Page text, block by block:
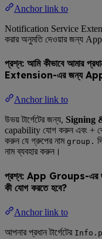
Anchor link to
Notification Service
করার অনুমতি দেওয়ার জন্য
প্রশ্ন: আমি কীভাবে আমার
Extension-এর জন্য
Anchor link to
উভয় টার্গেটের জন্য, Signing
capability যোগ করুন এবং +
করুন যে গ্রুপের নাম group.
নাম ব্যবহার করুন।
প্রশ্ন: App Groups-এর
কী যোগ করতে হবে?
Anchor link to
আপনার প্রধান টার্গেটের